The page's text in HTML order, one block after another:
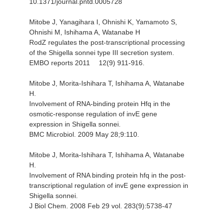
Mitobe J, Yanagihara I, Ohnishi K, Yamamoto S,
Ohnishi M, Ishihama A, Watanabe H
RodZ regulates the post-transcriptional processing
of the Shigella sonnei type III secretion system.
EMBO reports 2011 12(9) 911-916.
Mitobe J, Morita-Ishihara T, Ishihama A, Watanabe
H.
Involvement of RNA-binding protein Hfq in the
osmotic-response regulation of invE gene
expression in Shigella sonnei.
BMC Microbiol. 2009 May 28;9:110.
Mitobe J, Morita-Ishihara T, Ishihama A, Watanabe
H.
Involvement of RNA binding protein hfq in the post-
transcriptional regulation of invE gene expression in
Shigella sonnei.
J Biol Chem. 2008 Feb 29 vol. 283(9):5738-47